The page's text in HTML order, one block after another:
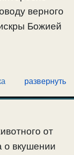
верного
Божией
развернуть
от
о вкушении